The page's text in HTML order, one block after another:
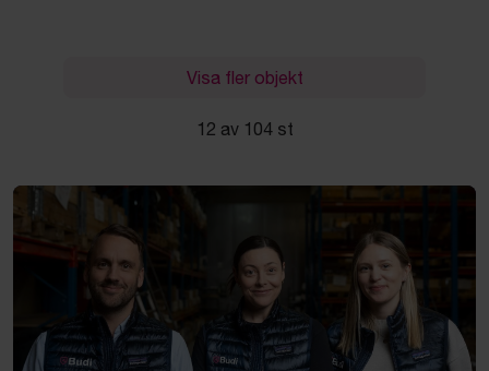
Visa fler objekt
12 av 104 st